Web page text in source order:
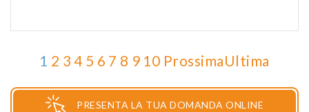
1 2 3 4 5 6 7 8 9 10 ProssimaUltima
PRESENTA LA TUA DOMANDA ONLINE